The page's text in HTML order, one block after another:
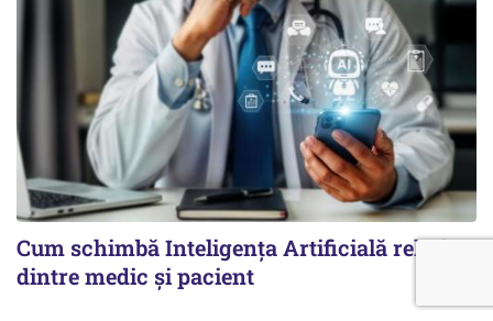
Cum schimbă Inteligența Artificială relația
dintre medic și pacient